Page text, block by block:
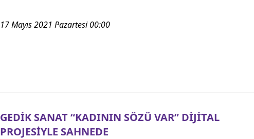
17 Mayıs 2021 Pazartesi 00:00
GEDİK SANAT “KADININ SÖZÜ VAR” DİJİTAL
PROJESİYLE SAHNEDE